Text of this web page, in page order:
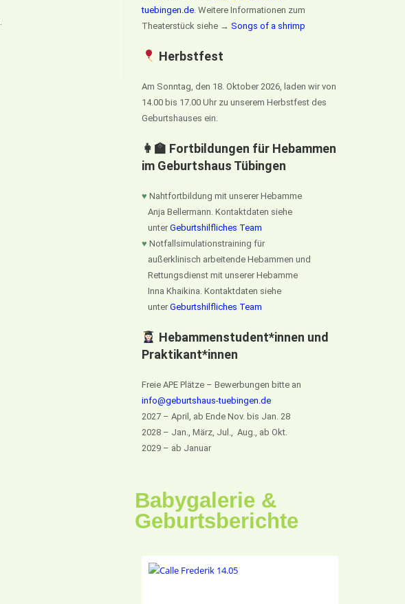
tuebingen.de. Weitere Informationen zum
Theaterstück siehe → Songs of a shrimp
Herbstfest
Am Sonntag, den 18. Oktober 2026, laden wir von
14.00 bis 17.00 Uhr zu unserem Herbstfest des
Geburtshauses ein.
👩‍🏫 Fortbildungen für Hebammen
im Geburtshaus Tübingen
♥ Nahtfortbildung mit unserer Hebamme
Anja Bellermann. Kontaktdaten siehe
unter Geburtshilfliches Team
♥ Notfallsimulationstraining für
außerklinisch arbeitende Hebammen und
Rettungsdienst mit unserer Hebamme
Inna Khaikina. Kontaktdaten siehe
unter Geburtshilfliches Team
Hebammenstudent*innen und
Praktikant*innen
Freie APE Plätze – Bewerbungen bitte an
info@geburtshaus-tuebingen.de
2027 – April, ab Ende Nov. bis Jan. 28
2028 – Jan., März, Jul., Aug., ab Okt.
2029 – ab Januar
Babygalerie &
Geburtsberichte